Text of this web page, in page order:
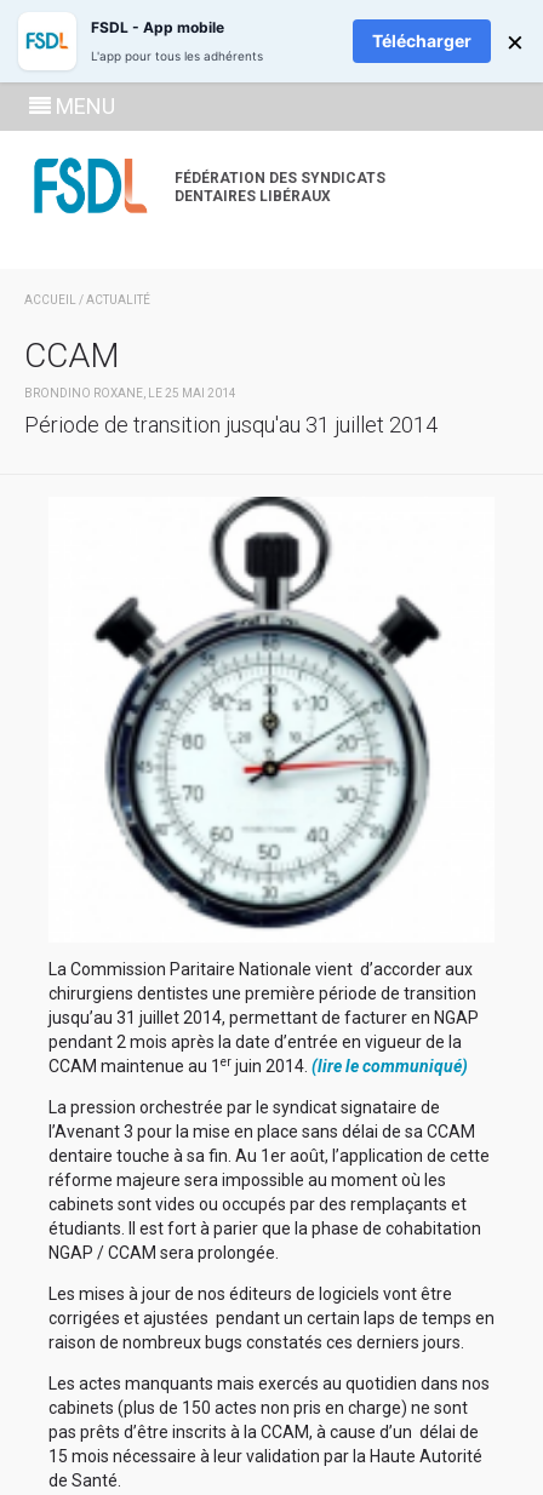
FÉDÉRATION DES SYNDICATS
DENTAIRES LIBÉRAUX
ADHÉREZ
MENU
ACCUEIL /ACTUALITÉ
CCAM
BRONDINO ROXANE, LE 25 MAI 2014
Période de transition jusqu'au 31 juillet 2014
La Commission Paritaire Nationale vient d’accorder aux
chirurgiens dentistes une première période de transition
jusqu’au 31 juillet 2014, permettant de facturer en NGAP
pendant 2 mois après la date d’entrée en vigueur de la
CCAM maintenue au 1 er juin 2014. (lire le communiqué)
La pression orchestrée par le syndicat signataire de
l’Avenant 3 pour la mise en place sans délai de sa CCAM
dentaire touche à sa fin. Au 1er août, l’application de cette
réforme majeure sera impossible au moment où les
cabinets sont vides ou occupés par des remplaçants et
étudiants. Il est fort à parier que la phase de cohabitation
NGAP / CCAM sera prolongée.
Les mises à jour de nos éditeurs de logiciels vont être
corrigées et ajustées pendant un certain laps de temps en
raison de nombreux bugs constatés ces derniers jours.
Les actes manquants mais exercés au quotidien dans nos
cabinets (plus de 150 actes non pris en charge) ne sont
pas prêts d’être inscrits à la CCAM, à cause d’un délai de
15 mois nécessaire à leur validation par la Haute Autorité
de Santé.
FSDL - App mobile
L'app pour tous les adhérents
Télécharger ×